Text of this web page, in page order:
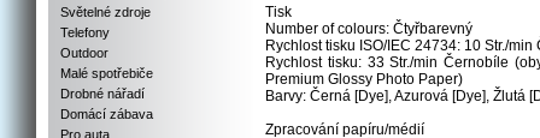
Světelné zdroje
Telefony
Outdoor
Malé spotřebiče
Drobné nářadí
Domácí zábava
Pro auta
Tisk
Number of colours: Čtyřbarevný
Rychlost tisku ISO/IEC 24734: 10 Str./
Rychlost tisku: 33 Str./min Černobíle
Premium Glossy Photo Paper)
Barvy: Černá [Dye], Azurová [Dye], Žlutá
Zpracování papíru/médií